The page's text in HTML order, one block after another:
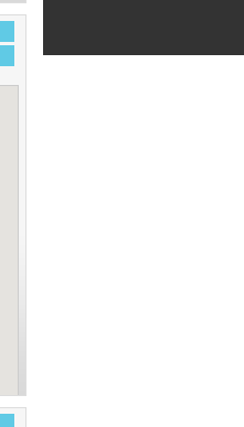
alors les
attachera à
visibilité et
de votre site